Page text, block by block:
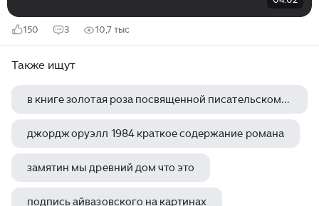
150 3 10,7 тыс
Также ищут
в книге золотая роза посвященной писательскому труду паустовский
джордж оруэлл 1984 краткое содержание романа
замятин мы древний дом что это
подпись айвазовского на картинах